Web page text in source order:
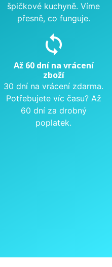
špičkové kuchyně. Víme
přesně, co funguje.
sync
Až 60 dní na vrácení
zboží
30 dní na vrácení zdarma.
Potřebujete víc času? Až
60 dní za drobný
poplatek.